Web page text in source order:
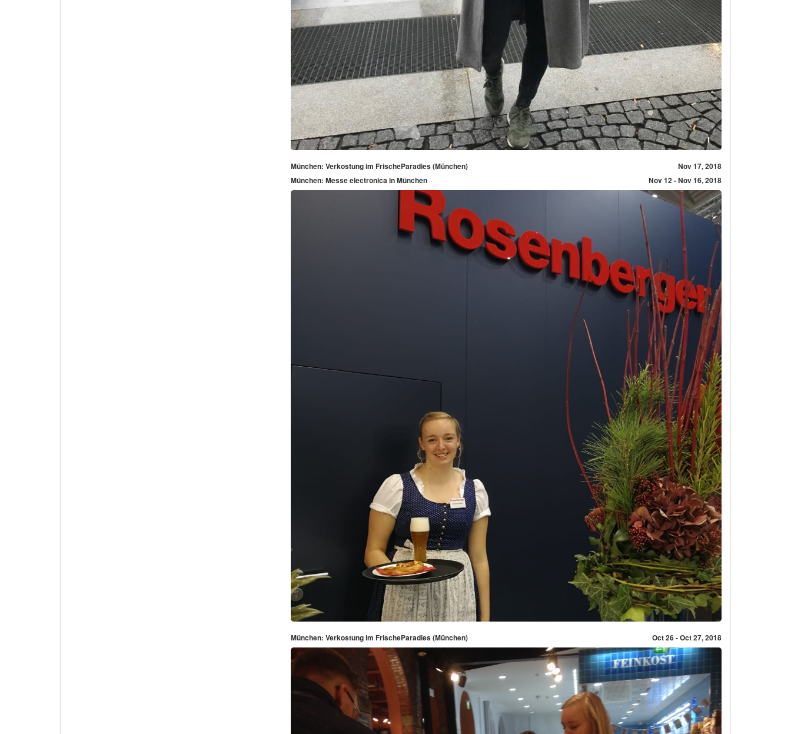
München: Verkostung im FrischeParadies (München)
Nov 17, 2018
München: Messe electronica in München
Nov 12 - Nov 16, 2018
München: Verkostung im FrischeParadies (München) Oct 26 - Oct 27, 2018